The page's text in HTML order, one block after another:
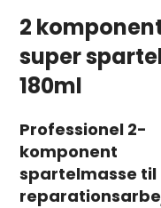
2
super
180ml
Professionel 2-
komponent
spartelmasse til